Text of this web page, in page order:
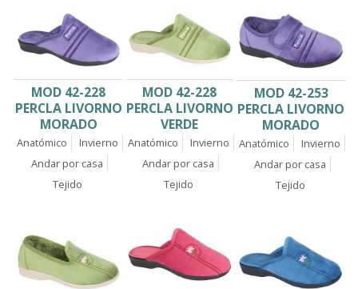
MOD 42-228
PERCLA LIVORNO
MORADO
Anatómico
Invierno
Andar por casa
Tejido
MOD 42-228
PERCLA LIVORNO
VERDE
Anatómico
Invierno
Andar por casa
Tejido
MOD 42-253
PERCLA LIVORNO
MORADO
Anatómico
Invierno
Andar por casa
Tejido